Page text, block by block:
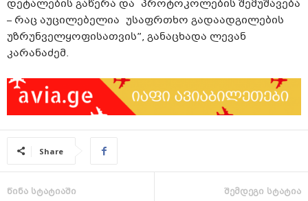
დეტალების გაწერა და პროტოკოლების შემუშავება
– რაც აუცილებელია უსაფრთხო გადაადგილების
უზრუნველყოფისათვის”, განაცხადა ლევან
კარანაძემ.
Share
წინა სტატიაში შემდეგი სტატია